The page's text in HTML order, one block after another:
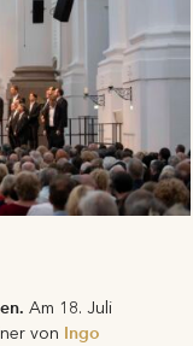
Am 18. Juli
von Ingo